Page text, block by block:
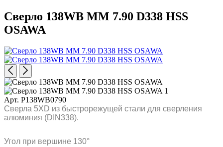
Сверло 138WB MM 7.90 D338 HSS
OSAWA
Арт. P138WB0790
Сверла 5XD из быстрорежущей стали для сверления
алюминия (DIN338).
Угол при вершине 130°